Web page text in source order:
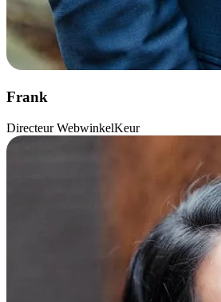
Frank
Directeur WebwinkelKeur